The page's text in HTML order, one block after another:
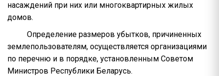
насаждений при них или многоквартирных жилых
домов.
Определение размеров убытков, причиненных
землепользователям, осуществляется организациями
по перечню и в порядке, установленным Советом
Министров Республики Беларусь.